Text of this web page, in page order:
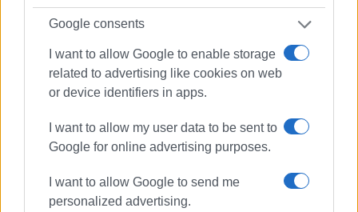
Google consents
I want to allow Google to enable storage
related to advertising like cookies on web
or device identifiers in apps.
I want to allow my user data to be sent to
Google for online advertising purposes.
I want to allow Google to send me
personalized advertising.
Καλούμε τον Ιατρικό Σύλλογο Κέρκυρας να πάρει θέση
κατά αυτής της ξεκάθαρης αντιποίησης ειδικότητας
και να προστατεύσει τα μέλη του πριν συμβούν
περιστατικά που θα οδηγήσουν συναδέλφους μας στα
Καλούμε τη Διοίκηση του ΓΝΚ να μην εφαρμόσει την
δεοντολογίας εγκύκλιο.